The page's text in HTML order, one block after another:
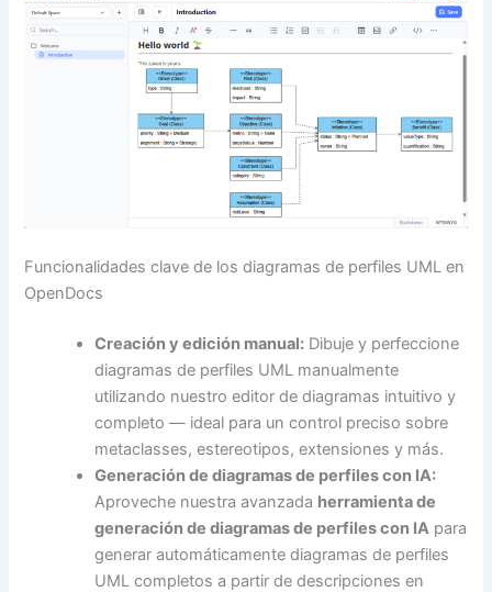
Funcionalidades clave de los diagramas de perfiles UML en
OpenDocs
Creación y edición manual: Dibuje y perfeccione
diagramas de perfiles UML manualmente
utilizando nuestro editor de diagramas intuitivo y
completo — ideal para un control preciso sobre
metaclasses, estereotipos, extensiones y más.
Generación de diagramas de perfiles con IA:
Aproveche nuestra avanzada herramienta de
generación de diagramas de perfiles con IA para
generar automáticamente diagramas de perfiles
UML completos a partir de descripciones en